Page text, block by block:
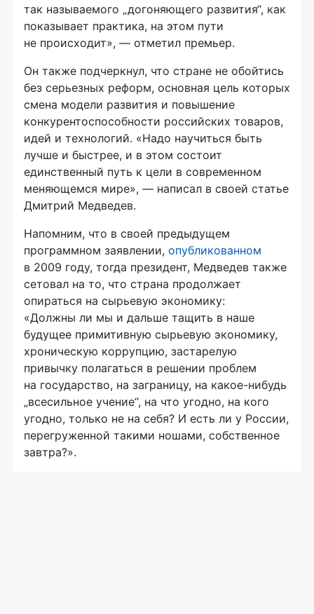
так называемого „догоняющего развития“, как
показывает практика, на этом пути
не происходит», — отметил премьер.
Он также подчеркнул, что стране не обойтись
без серьезных реформ, основная цель которых
смена модели развития и повышение
конкурентоспособности российских товаров,
идей и технологий. «Надо научиться быть
лучше и быстрее, и в этом состоит
единственный путь к цели в современном
меняющемся мире», — написал в своей статье
Дмитрий Медведев.
Напомним, что в своей предыдущем
программном заявлении, опубликованном
в 2009 году, тогда президент, Медведев также
сетовал на то, что страна продолжает
опираться на сырьевую экономику:
«Должны ли мы и дальше тащить в наше
будущее примитивную сырьевую экономику,
хроническую коррупцию, застарелую
привычку полагаться в решении проблем
на государство, на заграницу, на какое-нибудь
„всесильное учение“, на что угодно, на кого
угодно, только не на себя? И есть ли у России,
перегруженной такими ношами, собственное
завтра?».